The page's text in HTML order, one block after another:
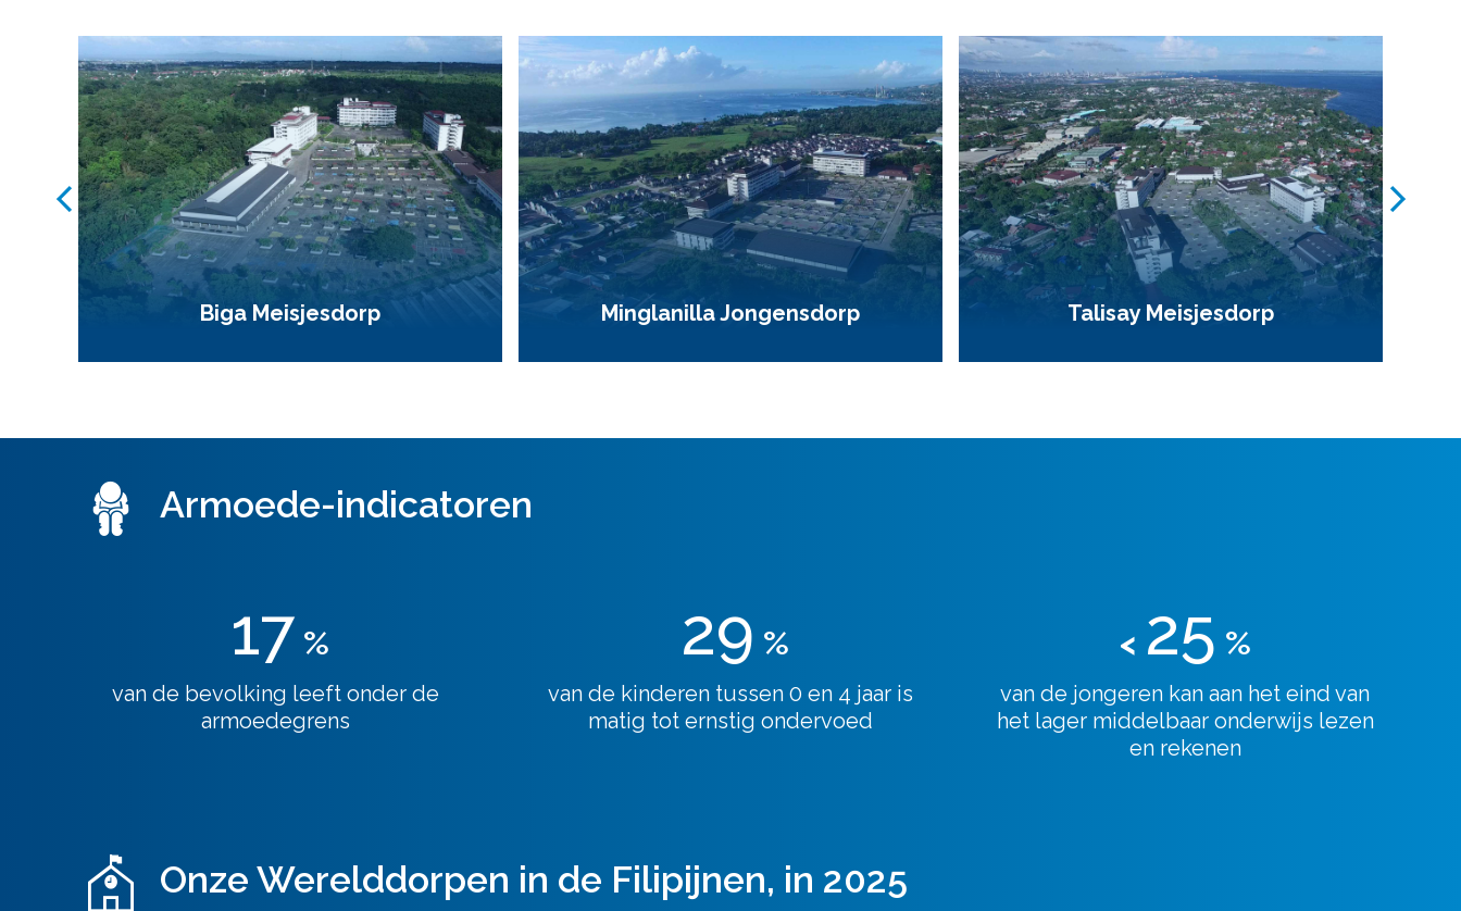
Biga Meisjesdorp Minglanilla Jongensdorp Talisay Meisjesdorp
Armoede-indicatoren
17 %
van de bevolking leeft onder de
armoedegrens
29 %
van de kinderen tussen 0 en 4 jaar is
matig tot ernstig ondervoed
< 25 %
van de jongeren kan aan het eind van
het lager middelbaar onderwijs lezen
en rekenen
Onze Werelddorpen in de Filipijnen, in 2025